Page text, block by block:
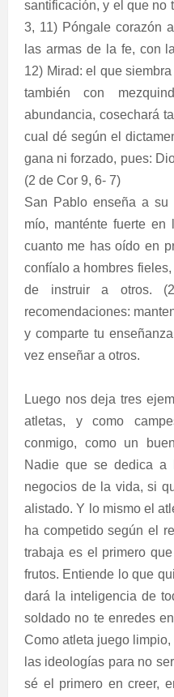
santificación, y el que no
3, 11) Póngale corazón
las armas de la fe, con
12) Mirad: el que
también con
abundancia, cosechará
cual dé según el
gana ni forzado, pues:
(2 de Cor 9, 6- 7)
San Pablo enseña a
mío, manténte fuerte
cuanto me has oído en
confíalo a hombres
de instruir a otros.
recomendaciones:
y comparte tu
vez enseñar a otros.
Luego nos deja tres
atletas, y como
conmigo, como un
Nadie que se dedica
negocios de la vida, si
alistado. Y lo mismo el
ha competido según el
trabaja es el primero
frutos. Entiende lo que
dará la inteligencia de
soldado no te enredes
Como atleta juego
las ideologías para no
sé el primero en creer,